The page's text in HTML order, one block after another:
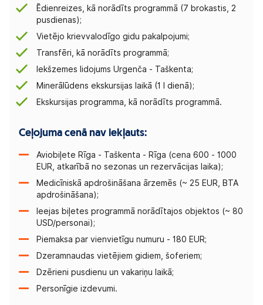
Ēdienreizes, kā norādīts programmā (7 brokastis, 2
pusdienas);
Vietējo krievvalodīgo gidu pakalpojumi;
Transfēri, kā norādīts programmā;
Iekšzemes lidojums Urgenča - Taškenta;
Minerālūdens ekskursijas laikā (1 l dienā);
Ekskursijas programma, kā norādīts programmā.
Ceļojuma cenā nav iekļauts:
Aviobiļete Rīga - Taškenta - Rīga (cena 600 - 1000
EUR, atkarībā no sezonas un rezervācijas laika);
Medicīniskā apdrošināšana ārzemēs (~ 25 EUR, BTA
apdrošināšana);
Ieejas biļetes programmā norādītajos objektos (~ 80
USD/personai);
Piemaksa par vienvietīgu numuru - 180 EUR;
Dzeramnaudas vietējiem gidiem, šoferiem;
Dzērieni pusdienu un vakariņu laikā;
Personīgie izdevumi.